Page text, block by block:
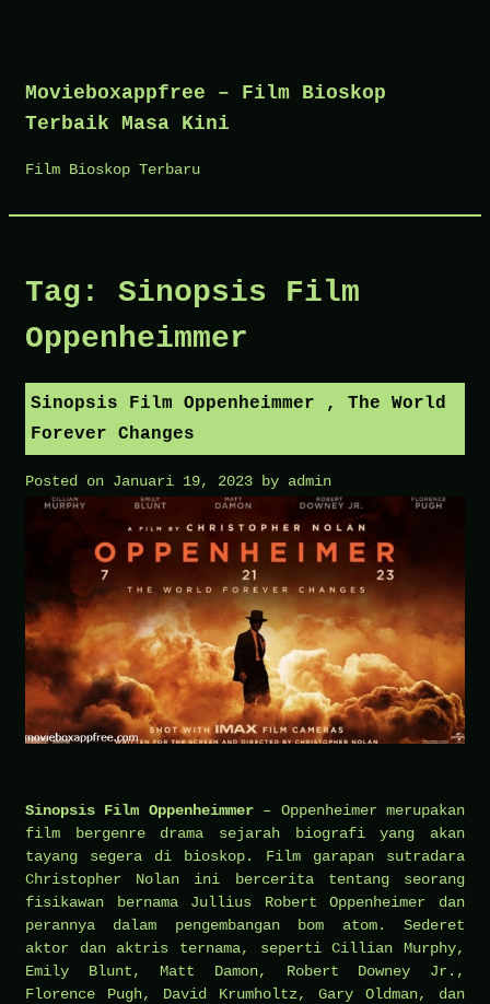
content
Movieboxappfree – Film Bioskop
Terbaik Masa Kini
Film Bioskop Terbaru
Tag: Sinopsis Film
Oppenheimmer
Sinopsis Film Oppenheimmer , The World
Forever Changes
Posted on Januari 19, 2023 by admin
Sinopsis Film Oppenheimmer– Oppenheimer merupakan
film bergenre drama sejarah biografi yang akan
tayang segera di bioskop. Film garapan sutradara
Christopher Nolan ini bercerita tentang seorang
fisikawan bernama Jullius Robert Oppenheimer dan
perannya dalam pengembangan bom atom. Sederet
aktor dan aktris ternama, seperti Cillian Murphy,
Emily Blunt, Matt Damon, Robert Downey Jr.,
Florence Pugh, David Krumholtz, Gary Oldman, dan